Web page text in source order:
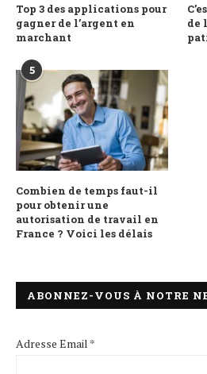
Top 3 des applications pour
gagner de l’argent en
marchant
de
5
Combien de temps faut-il
pour obtenir une
autorisation de travail en
France ? Voici les délais
ABONNEZ-VOUS À NOTRE
Adresse Email *